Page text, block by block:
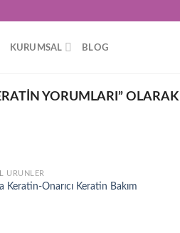
KURUMSAL BLOG
YORUMLARI” OLARAK
Add to
ÜRÜNLER
Keratin-Onarıcı Keratin Bakım